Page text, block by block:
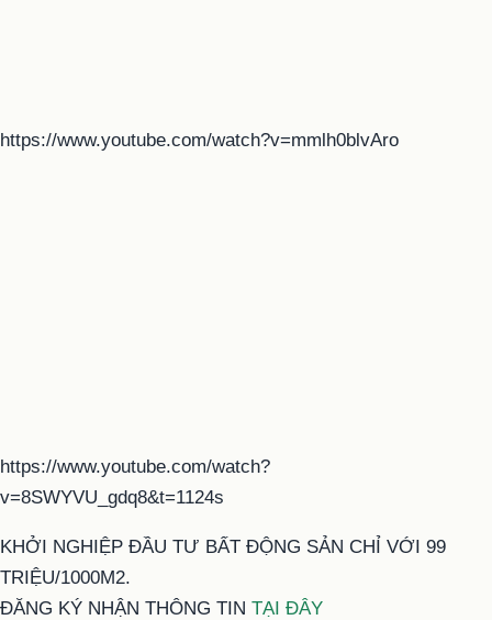
https://www.youtube.com/watch?v=mmlh0blvAro
https://www.youtube.com/watch?
v=8SWYVU_gdq8&t=1124s
KHỞI NGHIỆP ĐẦU TƯ BẤT ĐỘNG SẢN CHỈ VỚI 99
TRIỆU/1000M2.
ĐĂNG KÝ NHẬN THÔNG TIN TẠI ĐÂY